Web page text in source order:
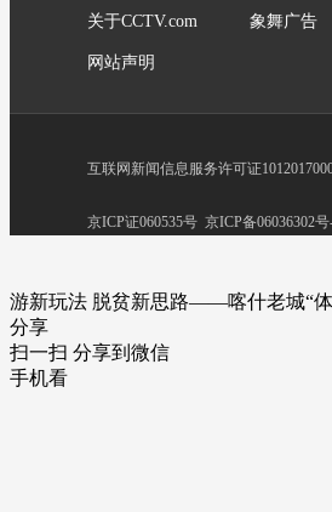
关于CCTV.com 象舞广告
网站声明
互联网新闻信息服务许可证
京ICP证060535号 京ICP备06036302
游新玩法 脱贫新思路——喀什老城“体
分享
扫一扫 分享到微信
手机看